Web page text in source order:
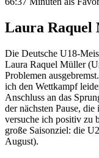
Laura Raquel
Die Deutsche U18-
Laura Raquel Müller
Problemen
ich den Wettkampf
Anschluss an das
der nächsten Pause,
versuche ich positiv zu
große Saisonziel: die
August).